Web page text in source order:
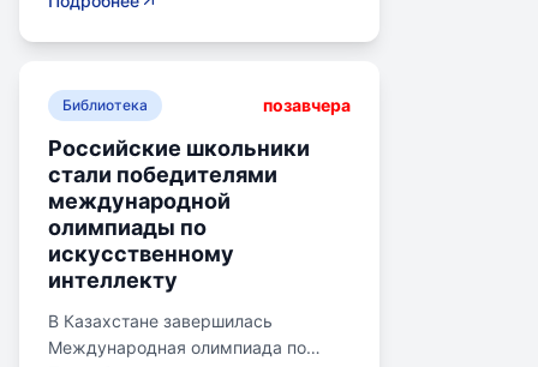
детей. Рост популярности частного
качеством услуг, индивидуальным
подходом и современными
методиками. Государственная
поддержка в виде грантов и
субсидий стимулирует развитие
частных учреждений.
Положительная динамика связана с
изменением отношения к
Библиотека позавчера
Российские школьники
стали победителями
международной
олимпиады по
искусственному
интеллекту
В Казахстане завершилась
Международная олимпиада по